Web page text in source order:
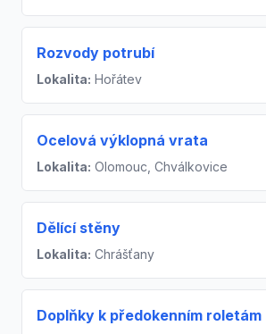
Rozvody potrubí
Lokalita: Hořátev
Ocelová výklopná vrata
Lokalita: Olomouc, Chválkovice
Dělící stěny
Lokalita: Chrášťany
Doplňky k předokenním roletám